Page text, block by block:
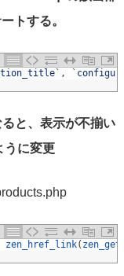
トする。
` , `
と、表示が不揃い
うに変更
zen_href_link(